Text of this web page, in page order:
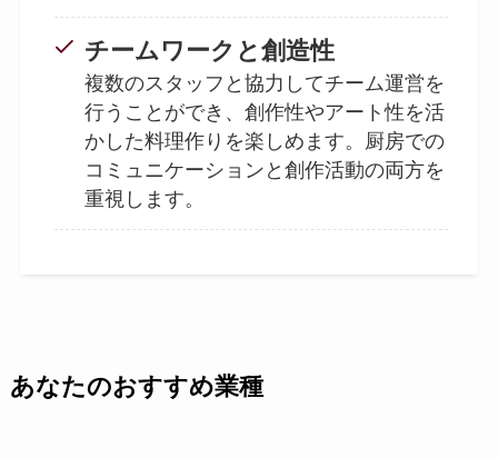
チームワークと創造性
複数のスタッフと協力してチーム運営を
行うことができ、創作性やアート性を活
かした料理作りを楽しめます。厨房での
コミュニケーションと創作活動の両方を
重視します。
あなたのおすすめ業種